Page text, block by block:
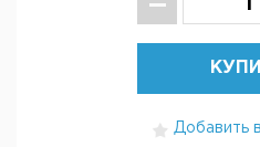
Добавить